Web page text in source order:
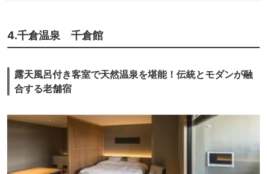
4.千倉温泉 千倉館
露天風呂付き客室で天然温泉を堪能！伝統とモダンが融
合する老舗宿